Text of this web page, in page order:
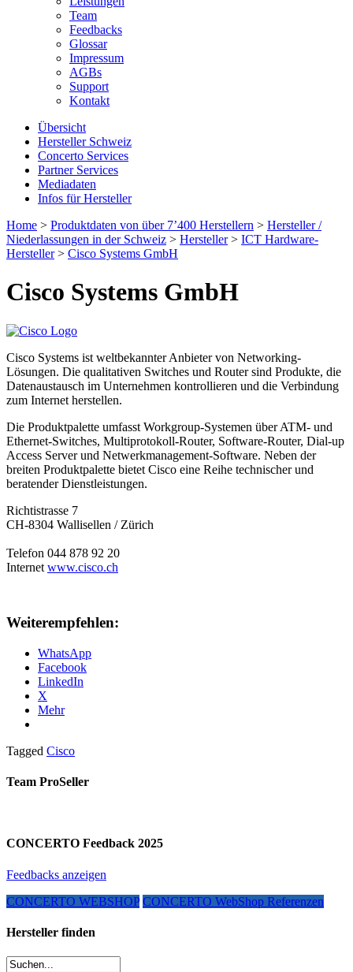
Team
Feedbacks
Glossar
Impressum
AGBs
Support
Kontakt
Übersicht
Hersteller Schweiz
Concerto Services
Partner Services
Mediadaten
Infos für Hersteller
Home > Produktdaten von über 7’400 Herstellern > Hersteller /
Niederlassungen in der Schweiz > Hersteller> ICT Hardware-
Hersteller> Cisco Systems GmbH
Cisco Systems GmbH
Cisco Systems ist weltbekannter Anbieter von Networking-
Lösungen. Die qualitativen Switches und Router sind Produkte, die
Datenaustausch im Unternehmen kontrollieren und die Verbindung
zum Internet herstellen.
Die Produktpalette umfasst Workgroup-Systemen über ATM- und
Ethernet-Switches, Multiprotokoll-Router, Software-Router, Dial-up
Access Server und Netwerkmanagement-Software. Neben der
breiten Produktpalette bietet Cisco eine Reihe technischer und
beratender Dienstleistungen.
Richtistrasse 7
CH-8304 Wallisellen / Zürich
Telefon 044 878 92 20
Internet www.cisco.ch
Weiterempfehlen:
WhatsApp
Facebook
LinkedIn
X
Mehr
Tagged Cisco
Team ProSeller
CONCERTO Feedback 2025
Feedbacks anzeigen
CONCERTO WEBSHOP CONCERTO WebShop Referenzen
Hersteller finden